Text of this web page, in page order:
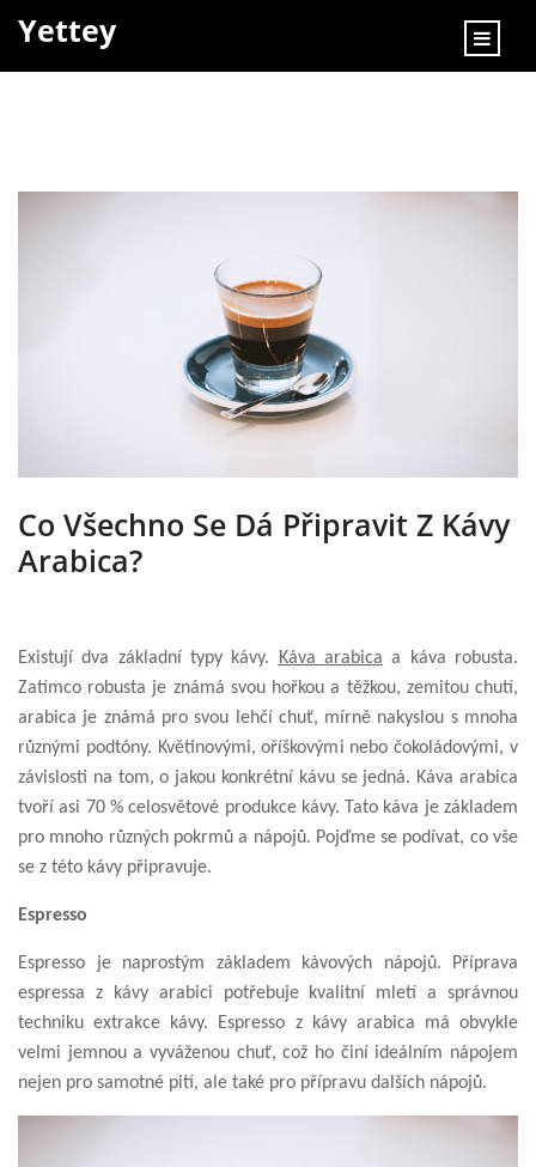
Yettey
Co Všechno Se Dá Připravit Z Kávy
Arabica?
Existují dva základní typy kávy. Káva arabica a káva robusta.
Zatímco robusta je známá svou hořkou a těžkou, zemitou chutí,
arabica je známá pro svou lehčí chuť, mírně nakyslou s mnoha
různými podtóny. Květinovými, oříškovými nebo čokoládovými, v
závislosti na tom, o jakou konkrétní kávu se jedná. Káva arabica
tvoří asi 70 % celosvětové produkce kávy. Tato káva je základem
pro mnoho různých pokrmů a nápojů. Pojďme se podívat, co vše
se z této kávy připravuje.
Espresso
Espresso je naprostým základem kávových nápojů. Příprava
espressa z kávy arabici potřebuje kvalitní mletí a správnou
techniku extrakce kávy. Espresso z kávy arabica má obvykle
velmi jemnou a vyváženou chuť, což ho činí ideálním nápojem
nejen pro samotné pití, ale také pro přípravu dalších nápojů.